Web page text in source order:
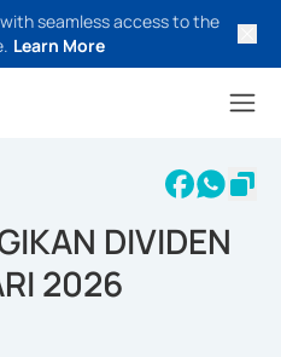
seamless access to the
Learn More
DIVIDEN
2026